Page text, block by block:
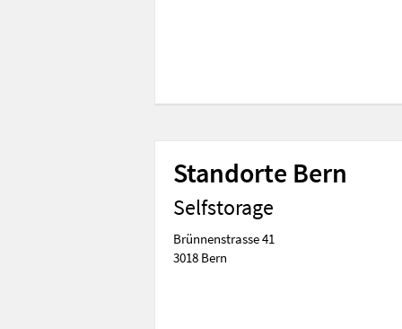
Standorte Bern
Selfstorage
Brünnenstrasse 41
3018 Bern